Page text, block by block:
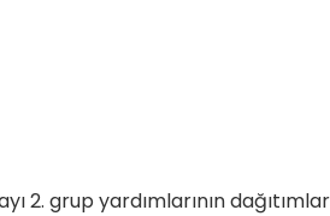
2. grup yardımlarının